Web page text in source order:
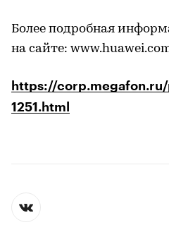
Более подробная
на сайте:
https://
1251.html